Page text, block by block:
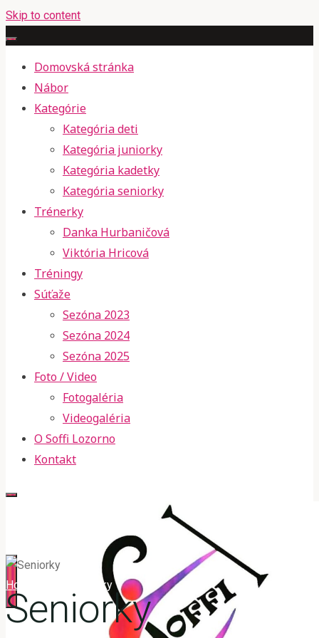
Skip to content
Domovská stránka
Nábor
Kategórie
Kategória deti
Kategória juniorky
Kategória kadetky
Kategória seniorky
Trénerky
Danka Hurbaničová
Viktória Hricová
Tréningy
Súťaže
Sezóna 2023
Sezóna 2024
Sezóna 2025
Foto / Video
Fotogaléria
Videogaléria
O Soffi Lozorno
Kontakt
Home Seniorky
Seniorky